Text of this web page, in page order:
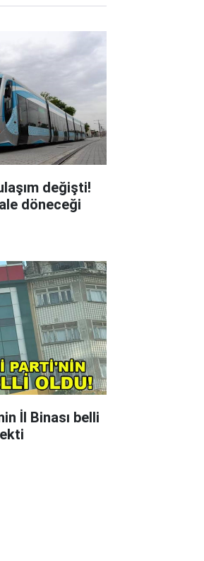
değişti!
döneceği
İl Binası belli